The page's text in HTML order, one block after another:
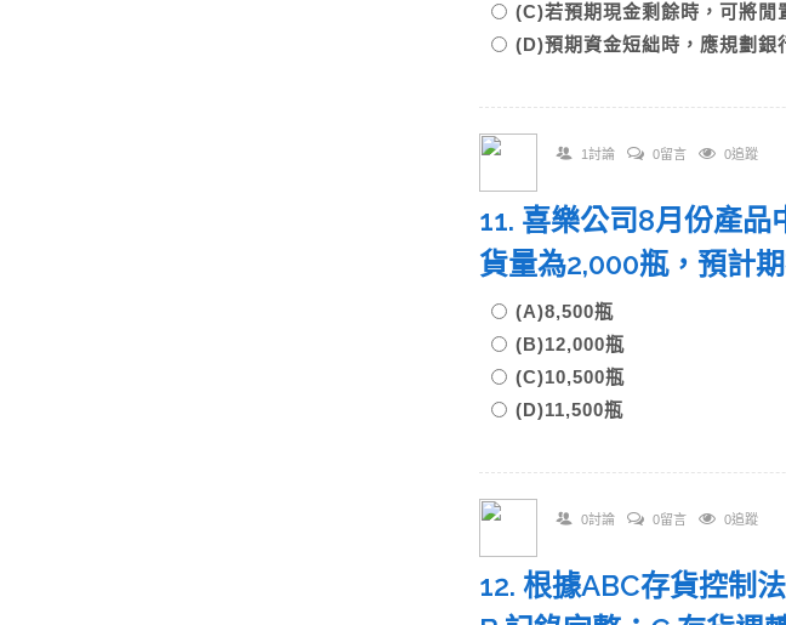
(C)若預期現金剩餘時，可將
(D)預期資金短絀時，應規劃銀
1討論 0留言 0追蹤
11. 喜樂公司8月份產
貨量為2,000瓶，預計
(A)8,500瓶
(B)12,000瓶
(C)10,500瓶
(D)11,500瓶
0討論 0留言 0追蹤
12. 根據ABC存貨控制